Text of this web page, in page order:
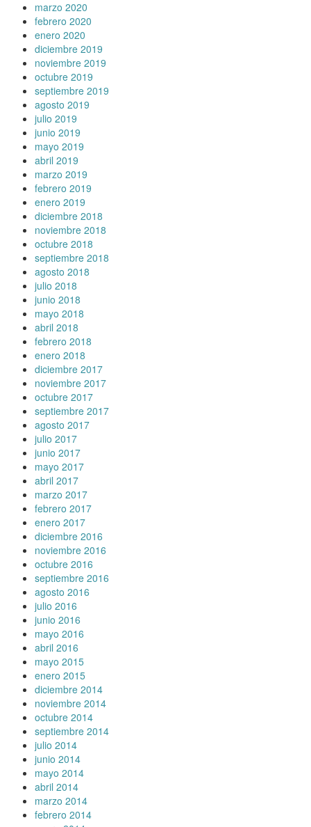
marzo 2020
febrero 2020
enero 2020
diciembre 2019
noviembre 2019
octubre 2019
septiembre 2019
agosto 2019
julio 2019
junio 2019
mayo 2019
abril 2019
marzo 2019
febrero 2019
enero 2019
diciembre 2018
noviembre 2018
octubre 2018
septiembre 2018
agosto 2018
julio 2018
junio 2018
mayo 2018
abril 2018
febrero 2018
enero 2018
diciembre 2017
noviembre 2017
octubre 2017
septiembre 2017
agosto 2017
julio 2017
junio 2017
mayo 2017
abril 2017
marzo 2017
febrero 2017
enero 2017
diciembre 2016
noviembre 2016
octubre 2016
septiembre 2016
agosto 2016
julio 2016
junio 2016
mayo 2016
abril 2016
mayo 2015
enero 2015
diciembre 2014
noviembre 2014
octubre 2014
septiembre 2014
julio 2014
junio 2014
mayo 2014
abril 2014
marzo 2014
febrero 2014